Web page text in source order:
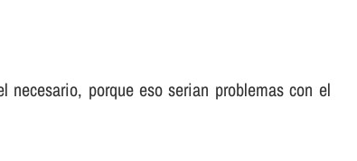
porque eso serian problemas con el